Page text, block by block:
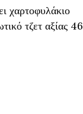
χαρτοφυλάκιο
τζετ αξίας 46